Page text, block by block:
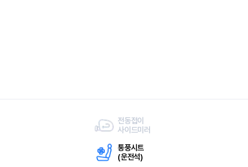
전동접이
사이드미러
통풍시트
(운전석)